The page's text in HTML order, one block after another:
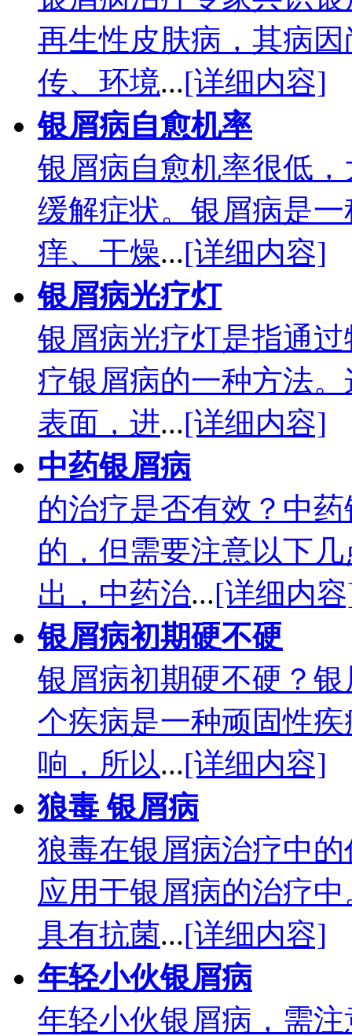
再生性皮肤病，其病
传、环境...[详细内容]
银屑病自愈机率
银屑病自愈机率很低
缓解症状。银屑病是
痒、干燥...[详细内容]
银屑病光疗灯
银屑病光疗灯是指通
疗银屑病的一种方法
表面，进...[详细内容]
中药银屑病
的治疗是否有效？中
的，但需要注意以下
出，中药治...[详细内
银屑病初期硬不硬
银屑病初期硬不硬？
个疾病是一种顽固性
响，所以...[详细内容]
狼毒 银屑病
狼毒在银屑病治疗中
应用于银屑病的治疗
具有抗菌...[详细内容]
年轻小伙银屑病
年轻小伙银屑病，需